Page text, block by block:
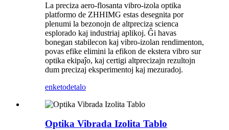
La preciza aero-flosanta vibro-izola optika
platformo de ZHHIMG estas desegnita por
plenumi la bezonojn de altpreciza scienca
esplorado kaj industriaj aplikoj. Ĝi havas
bonegan stabilecon kaj vibro-izolan rendimenton,
povas efike elimini la efikon de ekstera vibro sur
optika ekipaĵo, kaj certigi altprecizajn rezultojn
dum precizaj eksperimentoj kaj mezuradoj.
enketodetalo
Optika Vibrada Izolita Tablo